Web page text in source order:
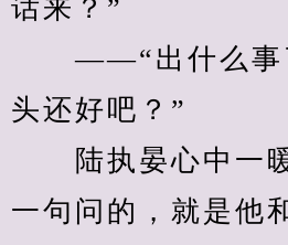
话来？”
——“出什么事
头还好吧？”
陆执晏心中一暖
一句问的，就是他